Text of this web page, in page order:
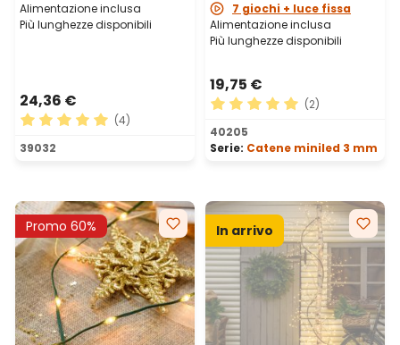
Alimentazione inclusa
Più lunghezze disponibili
24,36 €
Valutazione media di 5 su 5 stelle
(4)
39032
7 giochi + luce fissa
Alimentazione inclusa
Più lunghezze disponibili
19,75 €
Valutazione media di 5 su
(2)
40205
Serie: Catene miniled 3 mm
Promo 60% In arrivo